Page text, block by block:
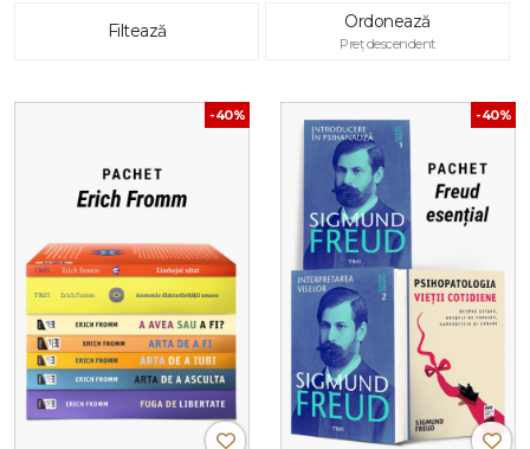
Filtează Ordonează
Preț descendent
-40% -40%